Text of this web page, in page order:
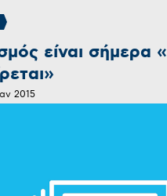
είναι σήμερα
2015